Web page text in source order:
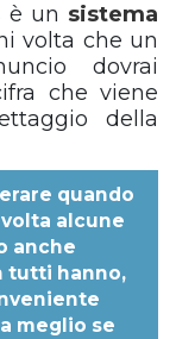
è un sistema
volta che un
dovrai
che viene
della
quando
alcune
anche
tutti hanno,
meglio se